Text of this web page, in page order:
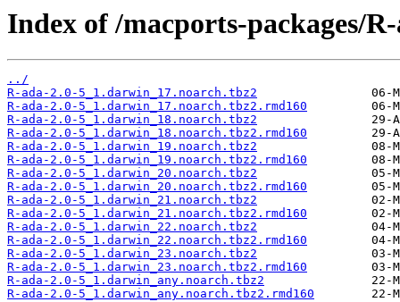
Index of /macports-packages/
../
R-ada-2.0-5_1.darwin_17.noarch.tbz2
R-ada-2.0-5_1.darwin_17.noarch.tbz2.rmd160
R-ada-2.0-5_1.darwin_18.noarch.tbz2
R-ada-2.0-5_1.darwin_18.noarch.tbz2.rmd160
R-ada-2.0-5_1.darwin_19.noarch.tbz2
R-ada-2.0-5_1.darwin_19.noarch.tbz2.rmd160
R-ada-2.0-5_1.darwin_20.noarch.tbz2
R-ada-2.0-5_1.darwin_20.noarch.tbz2.rmd160
R-ada-2.0-5_1.darwin_21.noarch.tbz2
R-ada-2.0-5_1.darwin_21.noarch.tbz2.rmd160
R-ada-2.0-5_1.darwin_22.noarch.tbz2
R-ada-2.0-5_1.darwin_22.noarch.tbz2.rmd160
R-ada-2.0-5_1.darwin_23.noarch.tbz2
R-ada-2.0-5_1.darwin_23.noarch.tbz2.rmd160
R-ada-2.0-5_1.darwin_any.noarch.tbz2
R-ada-2.0-5_1.darwin_any.noarch.tbz2.rmd160